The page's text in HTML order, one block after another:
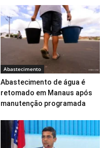
Abastecimento
Abastecimento de água é
retomado em Manaus após
manutenção programada